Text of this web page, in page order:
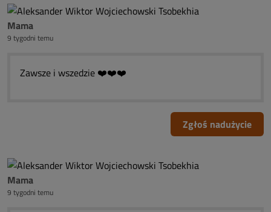
Mama
9 tygodni temu
Zawsze i wszedzie ❤️❤️❤️
Zgłoś nadużycie
Mama
9 tygodni temu